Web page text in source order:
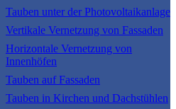
Tauben unter der Photovoltaikanlage
Vertikale Vernetzung von Fassaden
Horizontale Vernetzung von
Innenhöfen
Tauben auf Fassaden
Tauben in Kirchen und Dachstühlen